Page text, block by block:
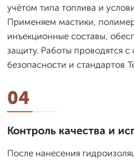
учётом типа топлива и
Применяем мастики,
инъекционные составы,
защиту. Работы проводятся
безопасности и стандартов
04
Контроль качества и
После нанесения